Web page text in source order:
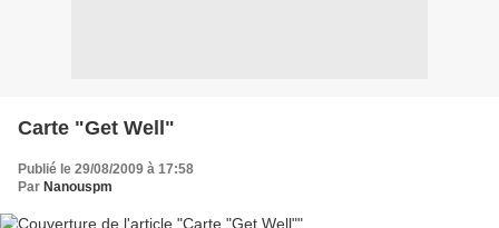
Carte "Get Well"
Publié le 29/08/2009 à 17:58
Par Nanouspm